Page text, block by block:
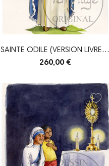
SAINTE ODILE (VERSION LIVRE) -
ORIGINAL
260,00 €